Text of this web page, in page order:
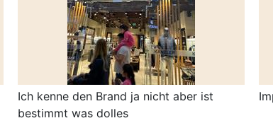
Ich kenne den Brand ja nicht aber ist
bestimmt was dolles